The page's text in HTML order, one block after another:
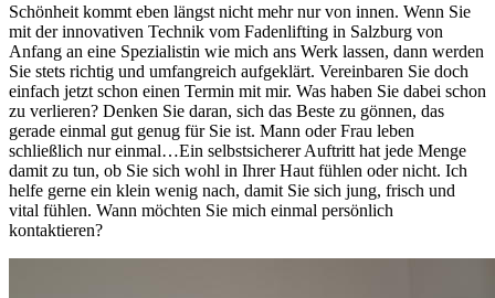
Schönheit kommt eben längst nicht mehr nur von innen. Wenn Sie
mit der innovativen Technik vom Fadenlifting in Salzburg von
Anfang an eine Spezialistin wie mich ans Werk lassen, dann werden
Sie stets richtig und umfangreich aufgeklärt. Vereinbaren Sie doch
einfach jetzt schon einen Termin mit mir. Was haben Sie dabei schon
zu verlieren? Denken Sie daran, sich das Beste zu gönnen, das
gerade einmal gut genug für Sie ist. Mann oder Frau leben
schließlich nur einmal…Ein selbstsicherer Auftritt hat jede Menge
damit zu tun, ob Sie sich wohl in Ihrer Haut fühlen oder nicht. Ich
helfe gerne ein klein wenig nach, damit Sie sich jung, frisch und
vital fühlen. Wann möchten Sie mich einmal persönlich
kontaktieren?